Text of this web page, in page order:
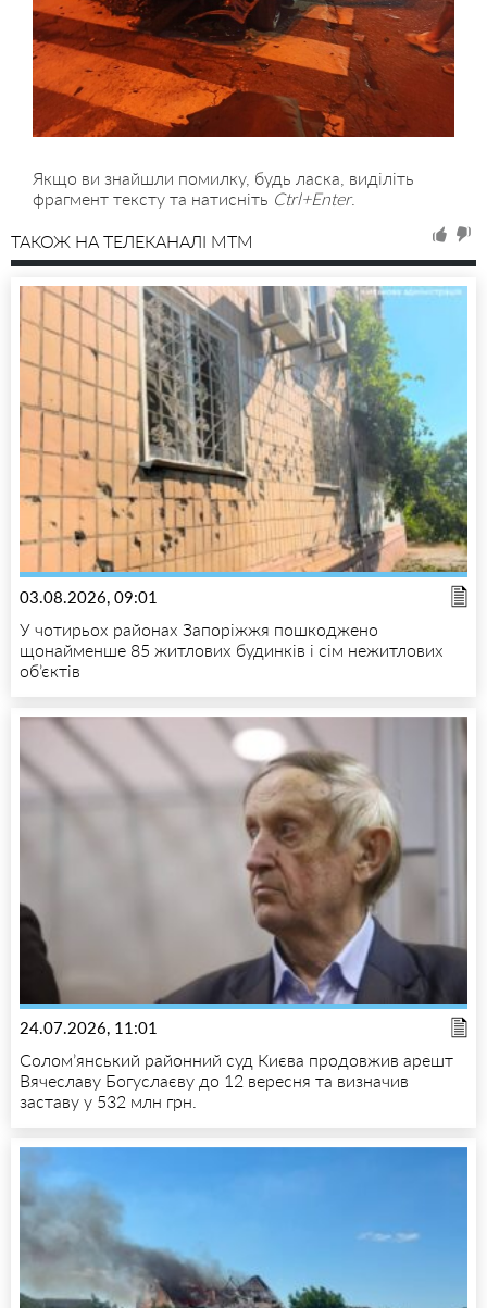
Якщо ви знайшли помилку, будь ласка, виділіть
фрагмент тексту та натисніть Ctrl+Enter.
ТАКОЖ НА ТЕЛЕКАНАЛІ MTM
03.08.2026, 09:01
У чотирьох районах Запоріжжя пошкоджено
щонайменше 85 житлових будинків і сім нежитлових
об’єктів
24.07.2026, 11:01
Солом’янський районний суд Києва продовжив арешт
Вячеславу Богуслаєву до 12 вересня та визначив
заставу у 532 млн грн.